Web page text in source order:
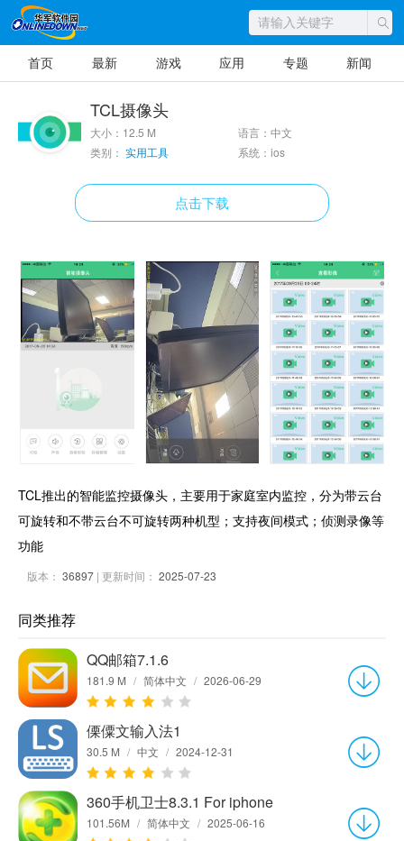
首页 最新 游戏 应用 专题 新闻
TCL摄像头
大小：12.5 M
语言：中文
类别： 实用工具 系统：ios
点击下载
TCL推出的智能监控摄像头，主要用于家庭室内监控，分为带云台
可旋转和不带云台不可旋转两种机型；支持夜间模式；侦测录像等
功能
版本： 36897 | 更新时间： 2025-07-23
同类推荐
QQ邮箱7.1.6
181.9 M / 简体中文 / 2026-06-29
傈僳文输入法1
30.5 M / 中文 / 2024-12-31
360手机卫士8.3.1 For iphone
101.56M / 简体中文 / 2025-06-16